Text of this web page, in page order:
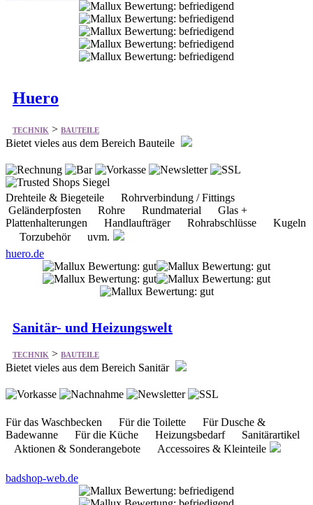
Huero
TECHNIK > BAUTEILE
Bietet vieles aus dem Bereich Bauteile
Drehteile & Biegeteile Rohrverbindung / Fittings
Geländerpfosten Rohre Rundmaterial Glas +
Plattenhalterungen Handlaufträger Rohrabschlüsse Kugeln
Torzubehör uvm.
huero.de
Sanitär- und Heizungswelt
TECHNIK > BAUTEILE
Bietet vieles aus dem Bereich Sanitär
Für das Waschbecken Für die Toilette Für Dusche &
Badewanne Für die Küche Heizungsbedarf Sanitärartikel
Aktionen & Sonderangebote Accessoires & Kleinteile
badshop-web.de